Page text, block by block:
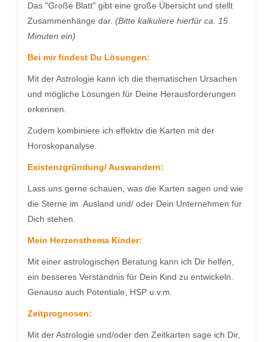
Das "Große Blatt" gibt eine große Übersicht und stellt
Zusammenhänge dar. (Bitte kalkuliere hierfür ca. 15
Minuten ein)
Bei mir findest Du Lösungen:
Mit der Astrologie kann ich die thematischen Ursachen
und mögliche Lösungen für Deine Herausforderungen
erkennen.
Zudem kombiniere ich effektiv die Karten mit der
Horoskopanalyse.
Existenzgründung/ Auswandern:
Lass uns gerne schauen, was die Karten sagen und wie
die Sterne im Ausland und/ oder Dein Unternehmen für
Dich stehen.
Mein Herzensthema Kinder:
Mit einer astrologischen Beratung kann ich Dir helfen,
ein besseres Verständnis für Dein Kind zu entwickeln.
Genauso auch Potentiale, HSP u.v.m.
Zeitprognosen:
Mit der Astrologie und/oder den Zeitkarten sage ich Dir,